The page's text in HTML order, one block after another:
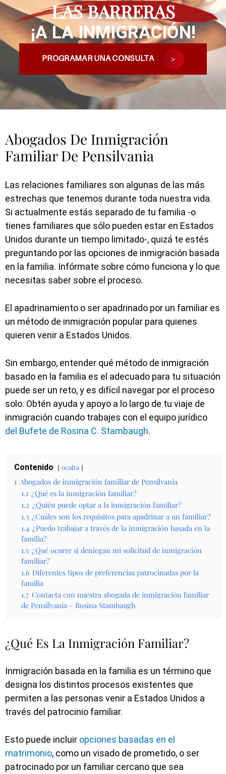
LAS BARRERAS
¡A LA INMIGRACIÓN!
PROGRAMAR UNA CONSULTA
Abogados De Inmigración
Familiar De Pensilvania
Las relaciones familiares son algunas de las más
estrechas que tenemos durante toda nuestra vida.
Si actualmente estás separado de tu familia -o
tienes familiares que sólo pueden estar en Estados
Unidos durante un tiempo limitado-, quizá te estés
preguntando por las opciones de inmigración basada
en la familia. Infórmate sobre cómo funciona y lo que
necesitas saber sobre el proceso.
El apadrinamiento o ser apadrinado por un familiar es
un método de inmigración popular para quienes
quieren venir a Estados Unidos.
Sin embargo, entender qué método de inmigración
basado en la familia es el adecuado para tu situación
puede ser un reto, y es difícil navegar por el proceso
solo. Obtén ayuda y apoyo a lo largo de tu viaje de
inmigración cuando trabajes con el equipo jurídico
del Bufete de Rosina C. Stambaugh.
Contenido oculta
1 Abogados de inmigración familiar de Pensilvania
1.1 ¿Qué es la inmigración familiar?
1.2 ¿Quién puede optar a la inmigración familiar?
1.3 ¿Cuáles son los requisitos para apadrinar a un familiar?
1.4 ¿Puedo trabajar a través de la inmigración basada en la
familia?
1.5 ¿Qué ocurre si deniegan mi solicitud de inmigración
familiar?
1.6 Diferentes tipos de preferencias patrocinadas por la
familia
1.7 Contacta con nuestra abogada de inmigración familiar
de Pensilvania – Rosina Stambaugh
¿Qué Es La Inmigración Familiar?
Inmigración basada en la familia es un término que
designa los distintos procesos existentes que
permiten a las personas venir a Estados Unidos a
través del patrocinio familiar.
Esto puede incluir opciones basadas en el
matrimonio, como un visado de prometido, o ser
patrocinado por un familiar cercano que sea